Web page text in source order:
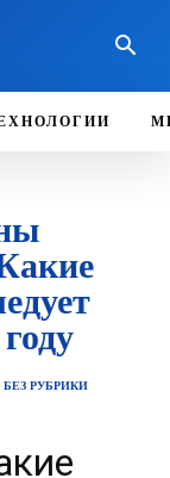
БЕЗ РУБРИКИ